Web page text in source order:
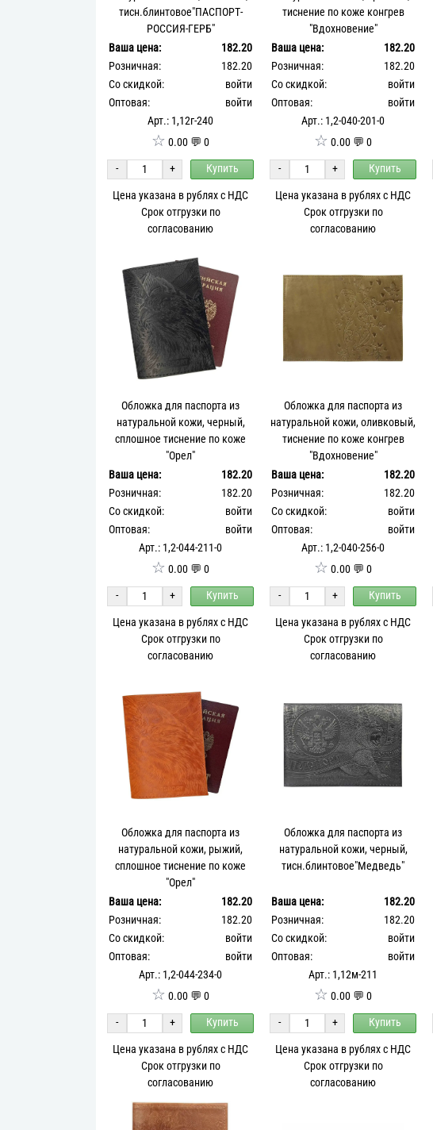
тисн.блинтовое"ПАСПОРТ-
РОССИЯ-ГЕРБ"
Ваша цена:
182.20
Розничная:
182.20
Со скидкой:
войти
Оптовая:
войти
Арт.: 1,12г-240
☆ 0.00 💬 0
-
+
Купить
Цена указана в рублях с НДС
Срок отгрузки по
согласованию
тиснение по коже конгрев
"Вдохновение"
Ваша цена:
182.20
Розничная:
182.20
Со скидкой:
войти
Оптовая:
войти
Арт.: 1,2-040-201-0
☆ 0.00 💬 0
-
+
Купить
Цена указана в рублях с НДС
Срок отгрузки по
согласованию
Обложка для паспорта из
натуральной кожи, черный,
сплошное тиснение по коже
"Орел"
Ваша цена:
182.20
Розничная:
182.20
Со скидкой:
войти
Оптовая:
войти
Арт.: 1,2-044-211-0
☆ 0.00 💬 0
-
+
Купить
Цена указана в рублях с НДС
Срок отгрузки по
согласованию
Обложка для паспорта из
натуральной кожи, оливковый,
тиснение по коже конгрев
"Вдохновение"
Ваша цена:
182.20
Розничная:
182.20
Со скидкой:
войти
Оптовая:
войти
Арт.: 1,2-040-256-0
☆ 0.00 💬 0
-
+
Купить
Цена указана в рублях с НДС
Срок отгрузки по
согласованию
Обложка для паспорта из
натуральной кожи, рыжий,
сплошное тиснение по коже
"Орел"
Ваша цена:
182.20
Розничная:
182.20
Со скидкой:
войти
Оптовая:
войти
Арт.: 1,2-044-234-0
☆ 0.00 💬 0
-
+
Купить
Цена указана в рублях с НДС
Срок отгрузки по
согласованию
Обложка для паспорта из
натуральной кожи, черный,
тисн.блинтовое"Медведь"
Ваша цена:
182.20
Розничная:
182.20
Со скидкой:
войти
Оптовая:
войти
Арт.: 1,12м-211
☆ 0.00 💬 0
-
+
Купить
Цена указана в рублях с НДС
Срок отгрузки по
согласованию